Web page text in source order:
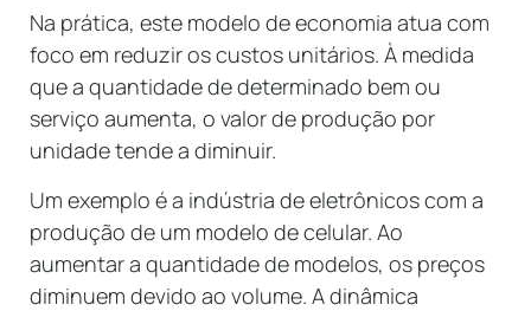
Na prática, este modelo de economia atua com
foco em reduzir os custos unitários. À medida
que a quantidade de determinado bem ou
serviço aumenta, o valor de produção por
unidade tende a diminuir.
Um exemplo é a indústria de eletrônicos com a
produção de um modelo de celular. Ao
aumentar a quantidade de modelos, os preços
diminuem devido ao volume. A dinâmica